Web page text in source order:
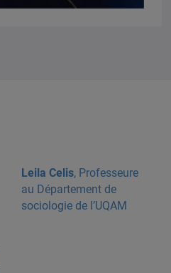
Leila Celis, Professeure
au Département de
sociologie de l’UQAM